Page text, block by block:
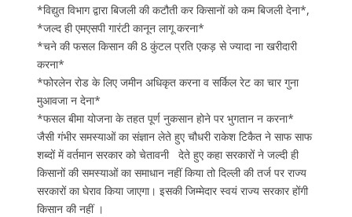
*विद्युत विभाग द्वारा बिजली की कटौती कर किसानों को कम बिजली देना*,
*जल्द ही एमएसपी गारंटी कानून लागू करना*
*चने की फसल किसान की 8 कुंटल प्रति एकड़ से ज्यादा ना खरीदारी
करना*
*फोरलेन रोड के लिए जमीन अधिकृत करना व सर्किल रेट का चार गुना
मुआवजा न देना*
*फसल बीमा योजना के तहत पूर्ण नुकसान होने पर भुगतान न करना*
जैसी गंभीर समस्याओं का संज्ञान लेते हुए चौधरी राकेश टिकैत ने साफ साफ
शब्दों में वर्तमान सरकार को चेतावनी देते हुए कहा सरकारों ने जल्दी ही
किसानों की समस्याओं का समाधान नहीं किया तो दिल्ली की तर्ज पर राज्य
सरकारों का घेराव किया जाएगा। इसकी जिम्मेदार स्वयं राज्य सरकार होंगी
किसान की ‌नहीं ।